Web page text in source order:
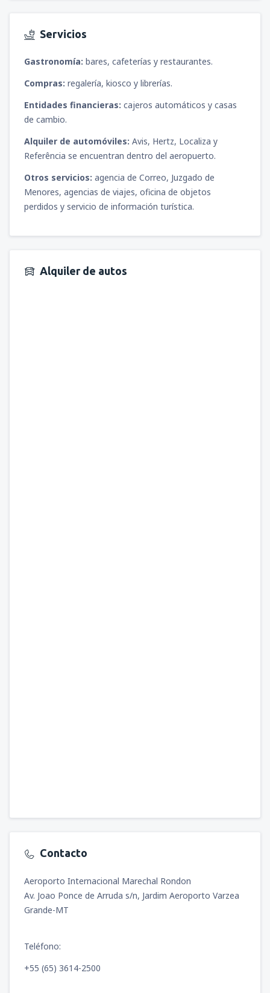
Servicios
Gastronomía: bares, cafeterías y restaurantes.
Compras: regalería, kiosco y librerías.
Entidades financieras: cajeros automáticos y casas
de cambio.
Alquiler de automóviles: Avis, Hertz, Localiza y
Referência se encuentran dentro del aeropuerto.
Otros servicios: agencia de Correo, Juzgado de
Menores, agencias de viajes, oficina de objetos
perdidos y servicio de información turística.
Alquiler de autos
Contacto
Aeroporto Internacional Marechal Rondon
Av. Joao Ponce de Arruda s/n, Jardim Aeroporto Varzea
Grande-MT
Teléfono:
+55 (65) 3614-2500